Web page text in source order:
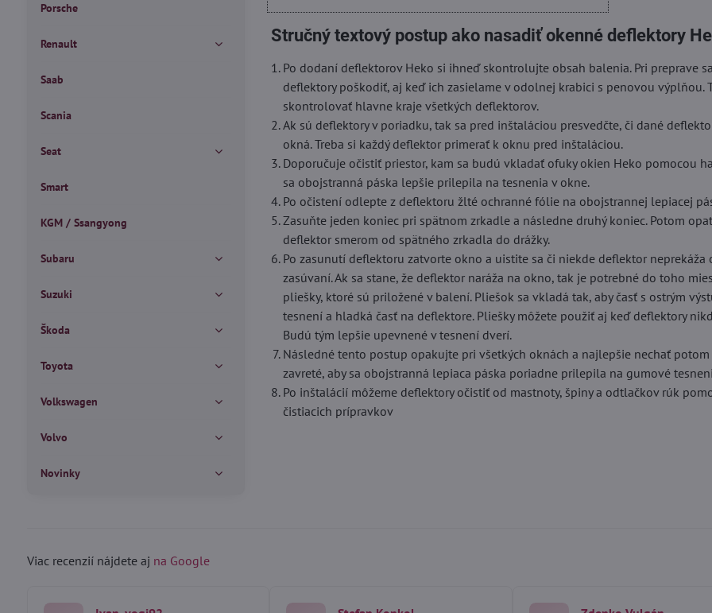
Stručný textový postup ako nasadiť okenné deflektory
Po dodaní deflektorov Heko si ihneď skontrolujte obsah balenia. Pri preprave
deflektory poškodiť, aj keď ich zasielame v odolnej krabici s penovou výplňou.
skontrolovať hlavne kraje všetkých deflektorov.
Ak sú deflektory v poriadku, tak sa pred inštaláciou presvedčte, či dané
okná. Treba si každý deflektor primerať k oknu pred inštaláciou.
Doporučuje očistiť priestor, kam sa budú vkladať ofuky okien Heko pomocou
sa obojstranná páska lepšie prilepila na tesnenia v okne.
Po očistení odlepte z deflektoru žlté ochranné fólie na obojstrannej lepiacej
Zasuňte jeden koniec pri spätnom zrkadle a následne druhý koniec. Potom
deflektor smerom od spätného zrkadla do drážky.
Po zasunutí deflektoru zatvorte okno a uistite sa či niekde deflektor neprekáža
zasúvaní. Ak sa stane, že deflektor naráža na okno, tak je potrebné do toho
pliešky, ktoré sú priložené v balení. Pliešok sa vkladá tak, aby časť s ostrým
tesnení a hladká časť na deflektore. Pliešky môžete použiť aj keď deflektory
Budú tým lepšie upevnené v tesnení dverí.
Následné tento postup opakujte pri všetkých oknách a najlepšie nechať potom
zavreté, aby sa obojstranná lepiaca páska poriadne prilepila na gumové
Po inštalácií môžeme deflektory očistiť od mastnoty, špiny a odtlačkov rúk
čistiacich prípravkov
Porsche
Renault
Saab
Scania
Seat
Smart
KGM / Ssangyong
Subaru
Suzuki
Škoda
Toyota
Volkswagen
Volvo
Novinky
Viac recenzií nájdete aj na Google